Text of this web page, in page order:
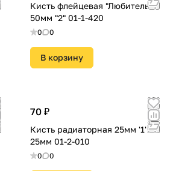
Кисть флейцевая "Любитель
50мм "2" 01-1-420
0 0
В корзину
70 ₽
Кисть радиаторная 25мм '1'.
25мм 01-2-010
0 0